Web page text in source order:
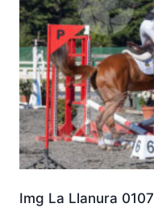
Img La Llanura 0107